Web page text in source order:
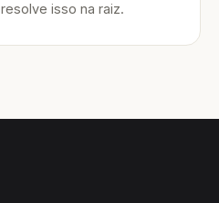
isso na raiz.